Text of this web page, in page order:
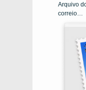
Arquivo
correio…